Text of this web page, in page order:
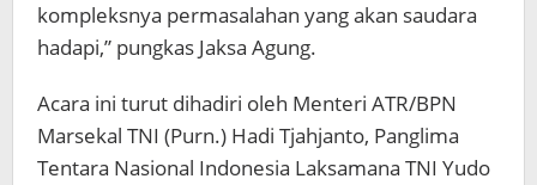
kompleksnya permasalahan yang akan saudara
hadapi,” pungkas Jaksa Agung.
Acara ini turut dihadiri oleh Menteri ATR/BPN
Marsekal TNI (Purn.) Hadi Tjahjanto, Panglima
Tentara Nasional Indonesia Laksamana TNI Yudo